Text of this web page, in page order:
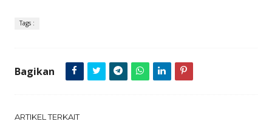
Tags :
Bagikan
ARTIKEL TERKAIT